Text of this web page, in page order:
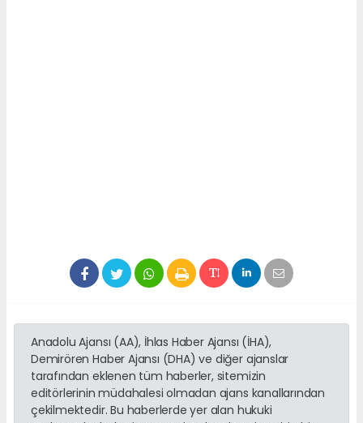
Anadolu Ajansı (AA), İhlas Haber Ajansı (İHA),
Demirören Haber Ajansı (DHA) ve diğer ajanslar
tarafından eklenen tüm haberler, sitemizin
editörlerinin müdahalesi olmadan ajans kanallarından
çekilmektedir. Bu haberlerde yer alan hukuki